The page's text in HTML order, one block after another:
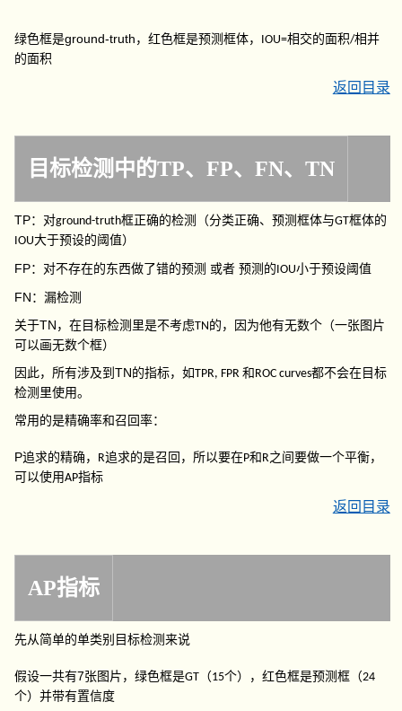
绿色框是ground-truth ，红色框是预测框体， IOU=相交的面积/相并
的面积
返回目录
目标检测中的TP、FP、FN、TN
TP：对ground-truth框正确的检测（分类正确、预测框体与GT框体的
IOU大于预设的阈值）
FP：对不存在的东西做了错的预测 或者 预测的IOU小于预设阈值
FN ：漏检测
关于TN ，在目标检测里是不考虑TN的，因为他有无数个（一张图片
可以画无数个框）
因此，所有涉及到TN的指标，如TPR, FPR和 ROC curves都不会在目标
检测里使用。
常用的是精确率和召回率：
P追求的精确， R追求的是召回，所以要在P和 R之间要做一个平衡，
可以使用AP指标
返回目录
AP指标
先从简单的单类别目标检测来说
假设一共有7张图片，绿色框是GT （15个），红色框是预测框（24
个）并带有置信度